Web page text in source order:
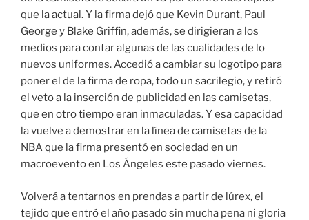
que la actual. Y la firma dejó que Kevin Durant, Paul
George y Blake Griffin, además, se dirigieran a los
medios para contar algunas de las cualidades de lo
nuevos uniformes. Accedió a cambiar su logotipo para
poner el de la firma de ropa, todo un sacrilegio, y retiró
el veto a la inserción de publicidad en las camisetas,
que en otro tiempo eran inmaculadas. Y esa capacidad
la vuelve a demostrar en la línea de camisetas de la
NBA que la firma presentó en sociedad en un
macroevento en Los Ángeles este pasado viernes.
Volverá a tentarnos en prendas a partir de lúrex, el
tejido que entró el año pasado sin mucha pena ni gloria